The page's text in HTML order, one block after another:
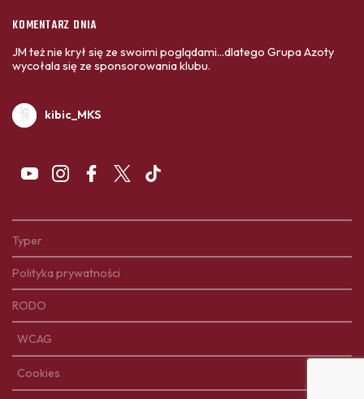
KOMENTARZ DNIA
JM też nie krył się ze swoimi poglądami...dlatego Grupa Azoty
wycołala się ze sponsorowania klubu.
kibic_MKS
Typer
Polityka prywatności
RODO
WCAG
Cookies